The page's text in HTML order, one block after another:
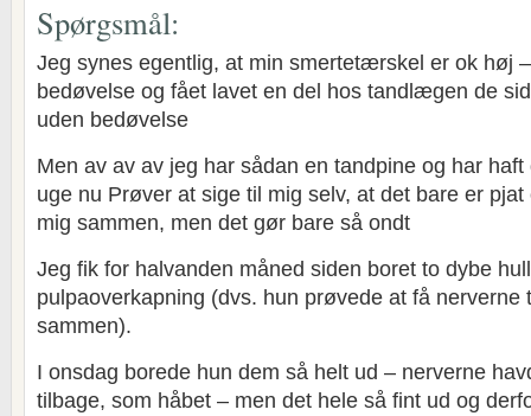
Spørgsmål:
Jeg synes egentlig, at min smertetærskel er ok høj
bedøvelse og fået lavet en del hos tandlægen de
uden bedøvelse
Men av av av jeg har sådan en tandpine og har
uge nu Prøver at sige til mig selv, at det bare er
mig sammen, men det gør bare så ondt
Jeg fik for halvanden måned siden boret to dybe
pulpaoverkapning (dvs. hun prøvede at få
sammen).
I onsdag borede hun dem så helt ud – nerverne
tilbage, som håbet – men det hele så fint ud og